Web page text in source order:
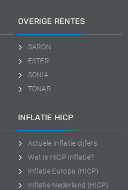
OVERIGE RENTES
SARON
ESTER
SONIA
TONAR
INFLATIE HICP
Actuele inflatie cijfers
Wat is HICP inflatie?
Inflatie Europa (HICP)
Inflatie Nederland (HICP)